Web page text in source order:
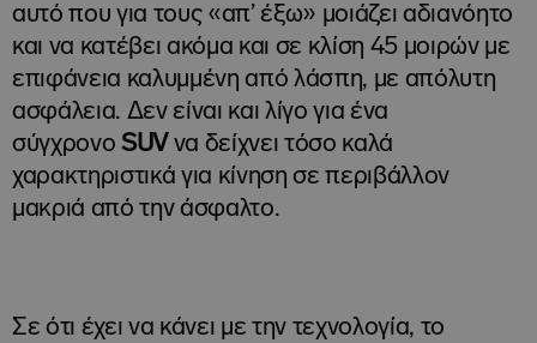
αυτό που για τους «απ’ έξω» μοιάζει αδιανόητο
και να κατέβει ακόμα και σε κλίση 45 μοιρών με
επιφάνεια καλυμμένη από λάσπη, με απόλυτη
ασφάλεια. Δεν είναι και λίγο για ένα
σύγχρονοSUV να δείχνει τόσο καλά
χαρακτηριστικά για κίνηση σε περιβάλλον
μακριά από την άσφαλτο.
Σε ότι έχει να κάνει με την τεχνολογία, το